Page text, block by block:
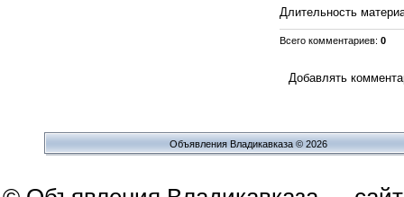
Длительность
Всего комментариев: 0
Добавлять
Объявления Владикавказа © 2026